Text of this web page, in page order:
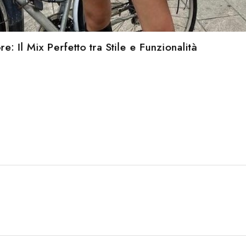
Il Mix Perfetto tra Stile e Funzionalità